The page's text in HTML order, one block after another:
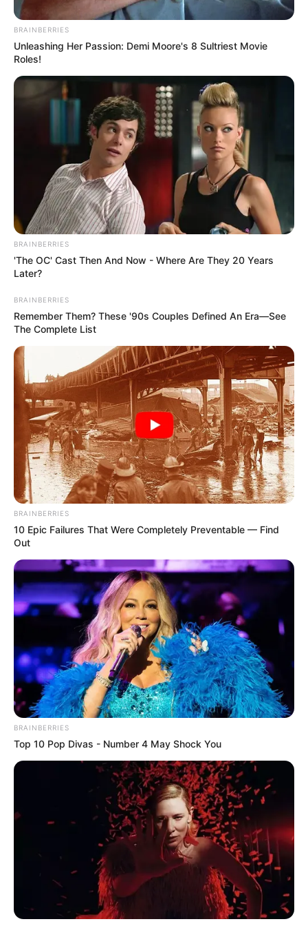
ΟΙΚΟΝΟΜΙΑ ΡΟΗ ΤΩΝ ΑΡΘΡΩΝ
Η Ιστορία του Χρήματος, οι Πολέμαρχοι
Τραπεζίτες και η λατρεία του Μαμμωνά
Η Ιστορία του Χρήματος, οι Πολέμαρχοι Τραπεζίτες και η
λατρεία του Μαμμωνά. Ένα άρθρο που αξίζει να το
αρχειοθετήσετε και να το διαδώσετε. Μας δείχνει...
FACEBOOK
YOUTUBE ΕΓΓΡΑΦΕΊΤΕ
EMAIL ΑΚΟΛΟΥΘΉΣΤΕ
ΣΠΑΜΕ ΤΟ ΜΑΤΡΙΞ – ΤΟ ΒΙΒΛΙΟ
BRAINBERRIES
Unleashing Her Passion: Demi Moore's 8 Sultriest Movie
Roles!
BRAINBERRIES
'The OC' Cast Then And Now - Where Are They 20 Years
Later?
BRAINBERRIES
Remember Them? These '90s Couples Defined An Era—See
The Complete List
BRAINBERRIES
10 Epic Failures That Were Completely Preventable — Find
Out
BRAINBERRIES
Top 10 Pop Divas - Number 4 May Shock You